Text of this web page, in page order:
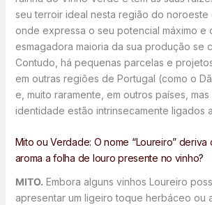
seu terroir ideal nesta região do noroeste
onde expressa o seu potencial máximo e
esmagadora maioria da sua produção se
Contudo, há pequenas parcelas e
em outras regiões de Portugal (como o
e, muito raramente, em outros países,
identidade estão intrinsecamente ligados
Mito ou Verdade: O nome “Loureiro” deriva
aroma a folha de louro presente no vinho?
MITO. Embora alguns vinhos Loureiro
apresentar um ligeiro toque herbáceo ou